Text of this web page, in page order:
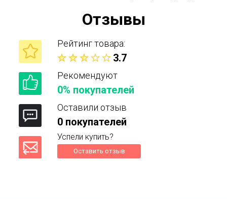
Отзывы
Рейтинг товара:
3.7
Рекомендуют
0% покупателей
Оставили отзыв
0 покупателей
Успели купить?
Оставить отзыв